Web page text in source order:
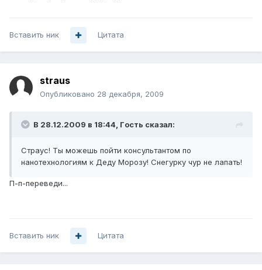
Вставить ник Цитата
straus
Опубликовано 28 декабря, 2009
В 28.12.2009 в 18:44, Гoсть сказал:
Страус! Ты можешь пойти консультантом по
нанотехнологиям к Деду Морозу! Снегурку чур не лапать!
П-п-переведи...
Вставить ник Цитата